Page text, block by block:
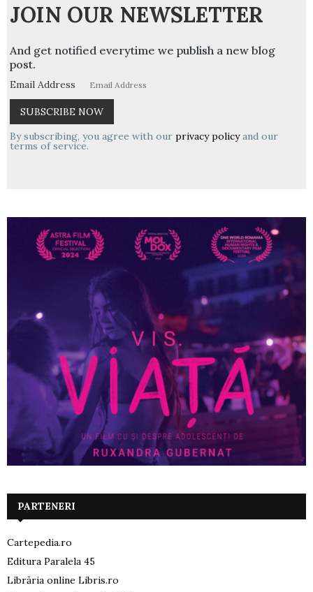
JOIN OUR NEWSLETTER
And get notified everytime we publish a new blog
post.
Email Address
By subscribing, you agree with our privacy policyand our
terms of service.
PARTENERI
Cartepedia.ro
Editura Paralela 45
Librăria online Libris.ro